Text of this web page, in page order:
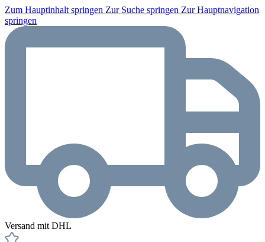
Zum Hauptinhalt springen Zur Suche springen Zur Hauptnavigation
springen
Versand mit DHL